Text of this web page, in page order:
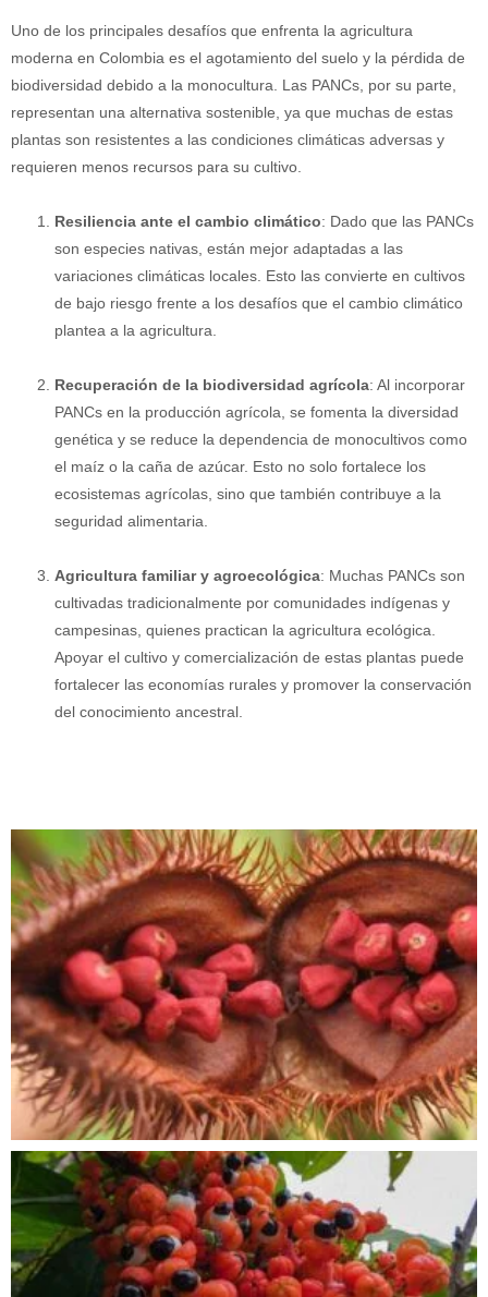
Uno de los principales desafíos que enfrenta la agricultura
moderna en Colombia es el agotamiento del suelo y la pérdida de
biodiversidad debido a la monocultura. Las PANCs, por su parte,
representan una alternativa sostenible, ya que muchas de estas
plantas son resistentes a las condiciones climáticas adversas y
requieren menos recursos para su cultivo.
Resiliencia ante el cambio climático: Dado que las PANCs
son especies nativas, están mejor adaptadas a las
variaciones climáticas locales. Esto las convierte en cultivos
de bajo riesgo frente a los desafíos que el cambio climático
plantea a la agricultura.
Recuperación de la biodiversidad agrícola: Al incorporar
PANCs en la producción agrícola, se fomenta la diversidad
genética y se reduce la dependencia de monocultivos como
el maíz o la caña de azúcar. Esto no solo fortalece los
ecosistemas agrícolas, sino que también contribuye a la
seguridad alimentaria.
Agricultura familiar y agroecológica: Muchas PANCs son
cultivadas tradicionalmente por comunidades indígenas y
campesinas, quienes practican la agricultura ecológica.
Apoyar el cultivo y comercialización de estas plantas puede
fortalecer las economías rurales y promover la conservación
del conocimiento ancestral.